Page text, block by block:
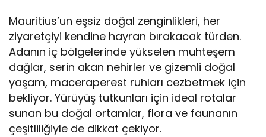
Mauritius’un eşsiz doğal zenginlikleri, her
ziyaretçiyi kendine hayran bırakacak türden.
Adanın iç bölgelerinde yükselen muhteşem
dağlar, serin akan nehirler ve gizemli doğal
yaşam, maceraperest ruhları cezbetmek için
bekliyor. Yürüyüş tutkunları için ideal rotalar
sunan bu doğal ortamlar, flora ve faunanın
çeşitliliğiyle de dikkat çekiyor.